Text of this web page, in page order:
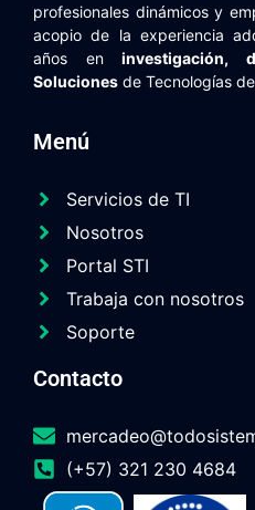
profesionales dinámicos y
acopio de la experiencia
años eninvestigación,
Soluciones de Tecnologías
Menú
Servicios de TI
Nosotros
Portal STI
Trabaja con nosotros
Soporte
Contacto
(+57) 321 230 4684